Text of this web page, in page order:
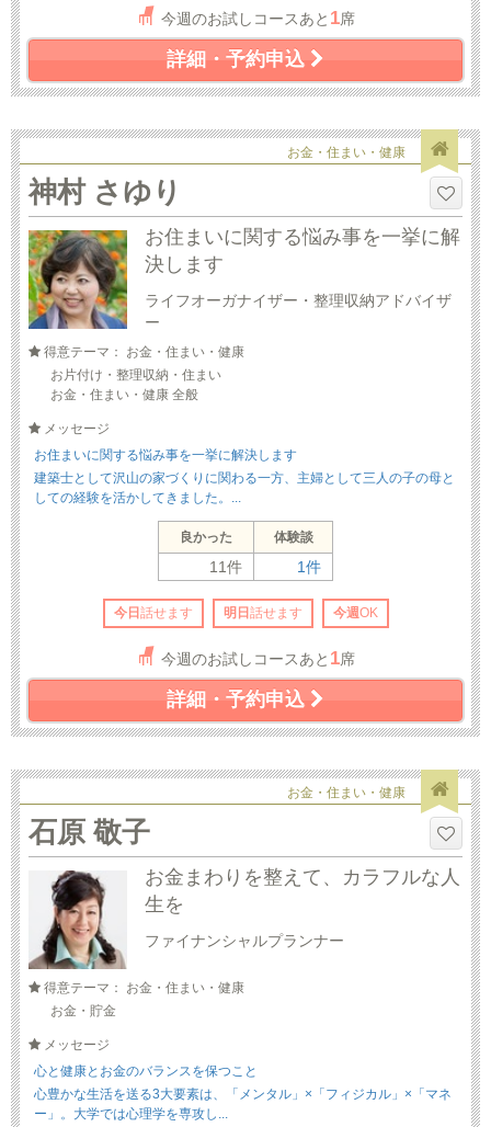
今週のお試しコースあと 1席
詳細・予約申込
お金・住まい・健康
神村 さゆり
お住まいに関する悩み事を一挙に解
決します
ライフオーガナイザー・整理収納アドバイザ
ー
得意テーマ： お金・住まい・健康
お片付け・整理収納・住まい
お金・住まい・健康 全般
メッセージ
お住まいに関する悩み事を一挙に解決します
建築士として沢山の家づくりに関わる一方、主婦として三人の子の母と
しての経験を活かしてきました。...
良かった 体験談
11件 1件
今日 話せます 明日 話せます 今週OK
今週のお試しコースあと 1席
詳細・予約申込
お金・住まい・健康
石原 敬子
お金まわりを整えて、カラフルな人
生を
ファイナンシャルプランナー
得意テーマ： お金・住まい・健康
お金・貯金
メッセージ
心と健康とお金のバランスを保つこと
心豊かな生活を送る3大要素は、「メンタル」×「フィジカル」×「マネ
ー」。大学では心理学を専攻し...